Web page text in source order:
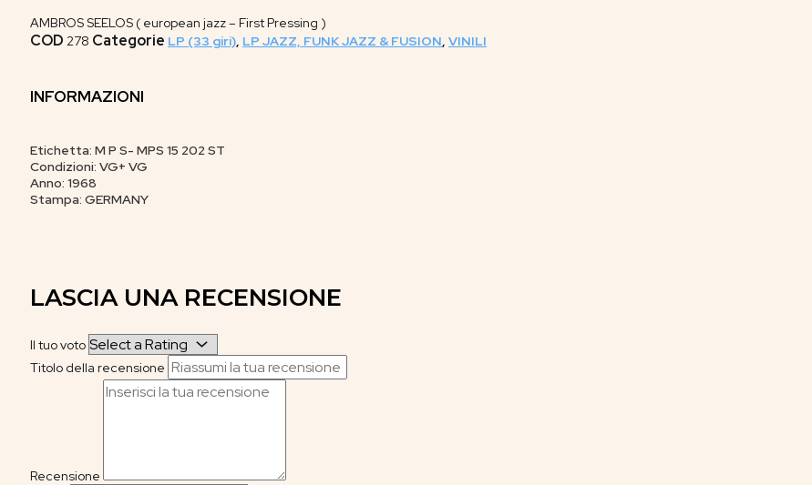
AMBROS SEELOS ( european jazz – First Pressing )
COD 278 Categorie LP (33 giri), LP JAZZ, FUNK JAZZ & FUSION, VINILI
INFORMAZIONI
Etichetta: M P S- MPS 15 202 ST
Condizioni: VG+ VG
Anno: 1968
Stampa: GERMANY
LASCIA UNA RECENSIONE
Il tuo voto
Titolo della recensione
Recensione